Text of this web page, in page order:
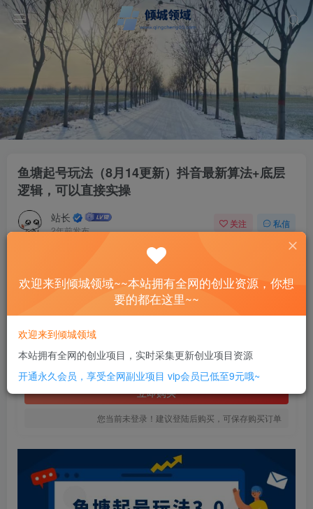
鱼塘起号玩法（8月14更新）抖音最新算法+底层
逻辑，可以直接实操
站长
2年前发布
关注 私信
鱼塘起号玩法（8月14更新）抖音最新算法+底层逻辑，可以直接实操
此内容为付费资源，请付费后查看
SVIP全站会员 免费
立即购买
您当前未登录！建议登陆后购买，可保存购买订单
已售 13
欢迎来到倾城领域~~本站拥有全网的创业资源，你想
要的都在这里~~
欢迎来到倾城领域
本站拥有全网的创业项目，实时采集更新创业项目资源
开通永久会员，享受全网副业项目 vip会员已低至9元哦~